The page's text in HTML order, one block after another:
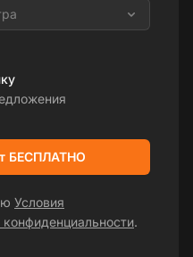
БЕСПЛАТНО
Условия
конфиденциальности.